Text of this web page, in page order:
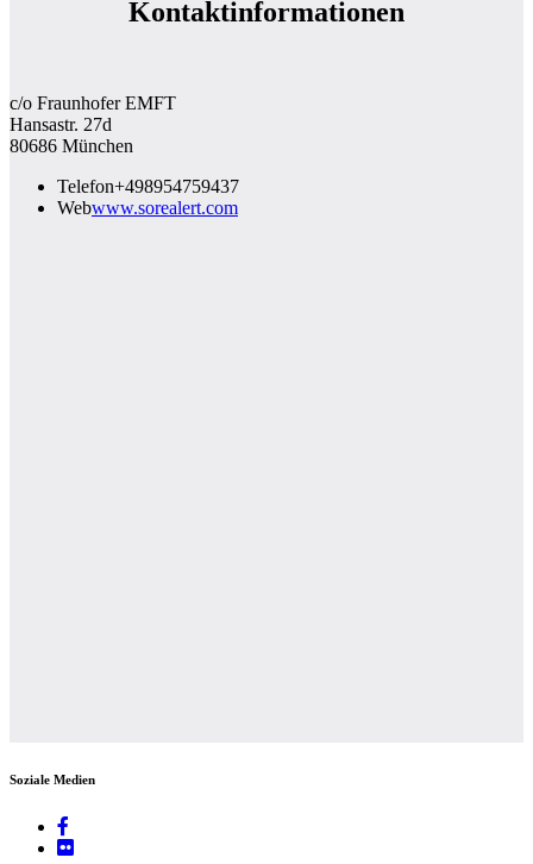
Kontaktinformationen
c/o Fraunhofer EMFT
Hansastr. 27d
80686 München
Telefon+498954759437
Webwww.sorealert.com
Soziale Medien